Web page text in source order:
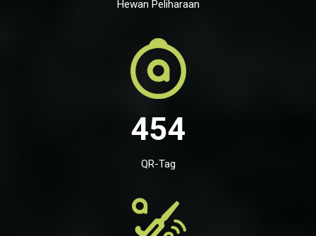
Hewan Peliharaan
454
QR-Tag